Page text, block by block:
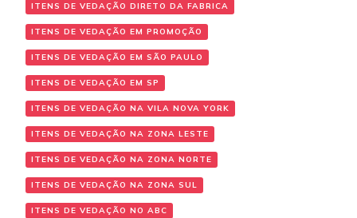
ITENS DE VEDAÇÃO DIRETO DA FABRICA
ITENS DE VEDAÇÃO EM PROMOÇÃO
ITENS DE VEDAÇÃO EM SÃO PAULO
ITENS DE VEDAÇÃO EM SP
ITENS DE VEDAÇÃO NA VILA NOVA YORK
ITENS DE VEDAÇÃO NA ZONA LESTE
ITENS DE VEDAÇÃO NA ZONA NORTE
ITENS DE VEDAÇÃO NA ZONA SUL
ITENS DE VEDAÇÃO NO ABC